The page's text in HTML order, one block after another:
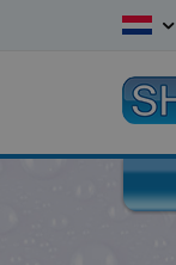
Ga
inhoud